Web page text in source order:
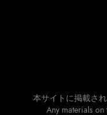
本サイトに掲載さ
Any materials